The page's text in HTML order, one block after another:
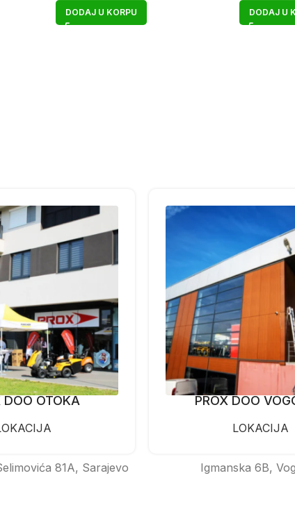
DODAJ U KORPU DODAJ U
DOO OTOKA
81A, Sarajevo
PROX DOO
LOKACIJA
Igmanska 6B,